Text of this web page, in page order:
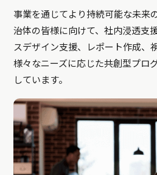
事業を通じてより持続可能な未来
治体の皆様に向けて、社内浸透支
スデザイン支援、レポート作成、
様々なニーズに応じた共創型プロ
しています。